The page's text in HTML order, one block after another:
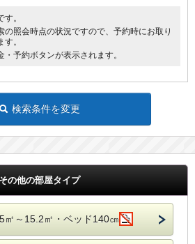
。
照会時点の状況ですので、予約時にお取り
。
予約ボタンが表示されます。
検索条件を変更
その他の部屋タイプ
㎡～15.2㎡・ベッド140㎝